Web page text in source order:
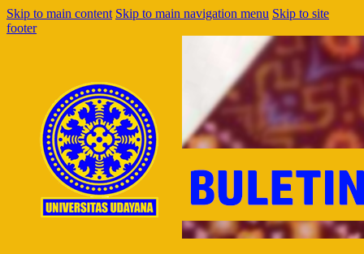
Skip to main content Skip to main navigation menu Skip to site
footer